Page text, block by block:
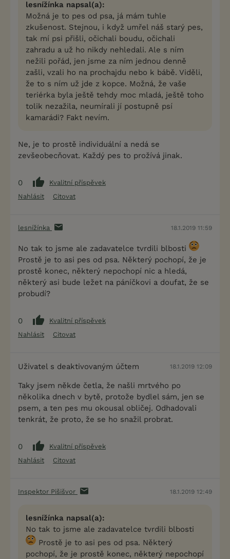
lesnížínka napsal(a):
Možná je to pes od psa, já mám tuhle
zkušenost. Stejnou, i když umřel náš starý pes,
tak mí psi přišli, očichali boudu, očichali
zahradu a už ho nikdy nehledali. Ale s ním
nežili pořád, jen jsme za ním jednou denně
zašli, vzali ho na prochajdu nebo k bábě. Viděli,
že to s ním už jde z kopce. Možná, že vaše
teriérka byla ještě tehdy moc mladá, ještě toho
tolik nezažila, neumírali jí postupně psí
kamarádi? Fakt nevím.
Ne, je to prostě individuální a nedá se
zevšeobecňovat. Každý pes to prožívá jinak.
0
Kvalitní příspěvek
Nahlásit
Citovat
lesnížínka 18.1.2019 11:59
No tak to jsme ale zadavatelce tvrdili blbosti
Prostě je to asi pes od psa. Některý pochopí, že je
prostě konec, některý nepochopí nic a hledá,
některý asi bude ležet na páníčkovi a doufat, že se
probudí?
0
Kvalitní příspěvek
Nahlásit
Citovat
Uživatel s deaktivovaným účtem 18.1.2019 12:09
Taky jsem někde četla, že našli mrtvého po
několika dnech v bytě, protože bydlel sám, jen se
psem, a ten pes mu okousal obličej. Odhadovali
tenkrát, že proto, že se ho snažil probrat.
0
Kvalitní příspěvek
Nahlásit
Citovat
Inspektor Pišišvor 18.1.2019 12:49
lesnížínka napsal(a):
No tak to jsme ale zadavatelce tvrdili blbosti
Prostě je to asi pes od psa. Některý
pochopí, že je prostě konec, některý nepochopí